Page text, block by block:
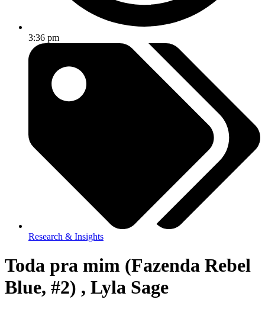
3:36 pm
Research & Insights
Toda pra mim (Fazenda Rebel
Blue, #2) , Lyla Sage